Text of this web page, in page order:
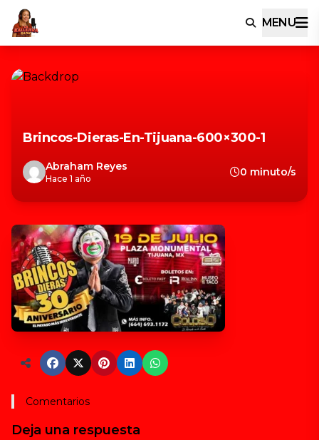
MENU
Brincos-Dieras-En-Tijuana-600×300-1
Abraham Reyes
Hace 1 año
0 minuto/s
Comentarios
Deja una respuesta